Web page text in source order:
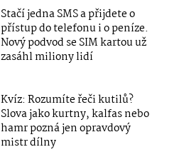
Stačí jedna SMS a přijdete o
přístup do telefonu i o peníze.
Nový podvod se SIM kartou už
zasáhl miliony lidí
Kvíz: Rozumíte řeči kutilů?
Slova jako kurtny, kalfas nebo
hamr pozná jen opravdový
mistr dílny